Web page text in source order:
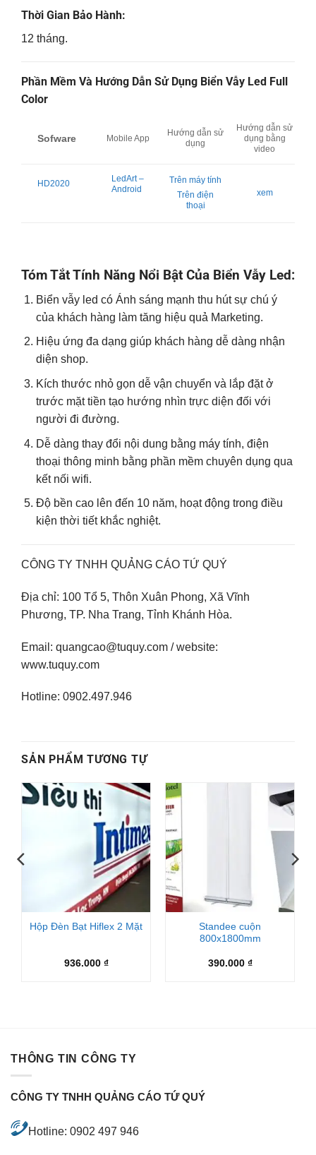
Thời Gian Bảo Hành:
12 tháng.
Phần Mềm Và Hướng Dẫn Sử Dụng Biển Vẫy Led Full
Color
Sofware Mobile App
Hướng dẫn sử
dụng
Hướng dẫn sử
dụng bằng
video
HD2020
LedArt –
Android
Trên máy tính
Trên điện
thoại
xem
Tóm Tắt Tính Năng Nổi Bật Của Biển Vẫy Led:
Biển vẫy led có Ánh sáng mạnh thu hút sự chú ý
của khách hàng làm tăng hiệu quả Marketing.
Hiệu ứng đa dạng giúp khách hàng dễ dàng nhận
diện shop.
Kích thước nhỏ gọn dễ vận chuyển và lắp đặt ở
trước mặt tiền tạo hướng nhìn trực diện đối với
người đi đường.
Dễ dàng thay đổi nội dung bằng máy tính, điện
thoại thông minh bằng phần mềm chuyên dụng qua
kết nối wifi.
Độ bền cao lên đến 10 năm, hoạt động trong điều
kiện thời tiết khắc nghiệt.
CÔNG TY TNHH QUẢNG CÁO TỨ QUÝ
Địa chỉ: 100 Tổ 5, Thôn Xuân Phong, Xã Vĩnh
Phương, TP. Nha Trang, Tỉnh Khánh Hòa.
Email: quangcao@tuquy.com / website:
www.tuquy.com
Hotline: 0902.497.946
SẢN PHẨM TƯƠNG TỰ
Hộp Đèn Bạt Hiflex 2 Mặt
936.000 ₫
Standee cuộn
800x1800mm
390.000 ₫
THÔNG TIN CÔNG TY
CÔNG TY TNHH QUẢNG CÁO TỨ QUÝ
Hotline: 0902 497 946